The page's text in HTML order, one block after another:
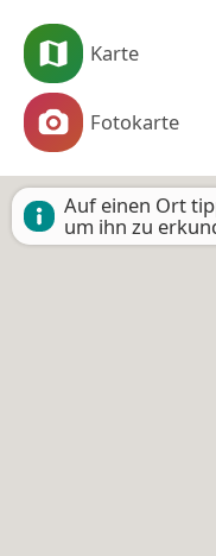
Karte
Fotokarte
Auf einen Ort
um ihn zu